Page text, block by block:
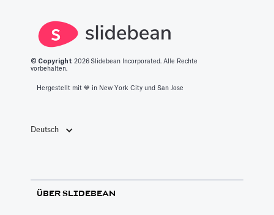
© Copyright 2026 Slidebean Incorporated. Alle Rechte
vorbehalten.
Hergestellt mit 💙️ in New York City und San Jose
Deutsch
ÜBER SLIDEBEAN